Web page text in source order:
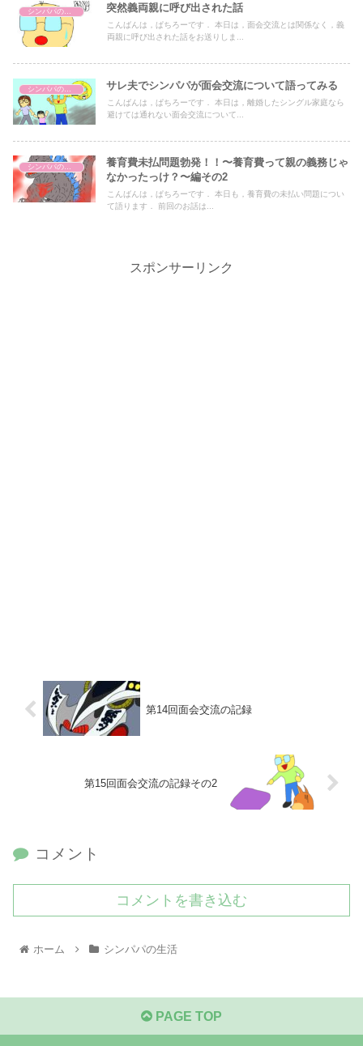
突然義両親に呼び出された話
こんばんは，ぱちろーです． 本日は，面会交流とは関係なく，義
両親に呼び出された話をお送りしま...
サレ夫でシンパパが面会交流について語ってみる
こんばんは，ぱちろーです． 本日は，離婚したシングル家庭なら
避けては通れない面会交流について...
養育費未払問題勃発！！〜養育費って親の義務じゃ
なかったっけ？〜編その2
こんばんは，ぱちろーです． 本日も，養育費の未払い問題につい
て語ります． 前回のお話は...
スポンサーリンク
第14回面会交流の記録
第15回面会交流の記録その2
コメント
コメントを書き込む
ホーム シンパパの生活
PAGE TOP